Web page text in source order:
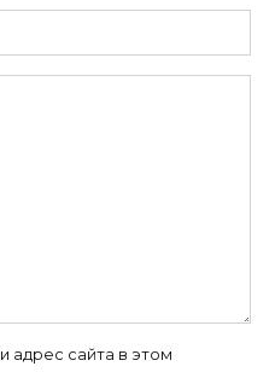
адрес сайта в этом